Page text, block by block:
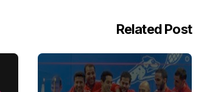
Related Post